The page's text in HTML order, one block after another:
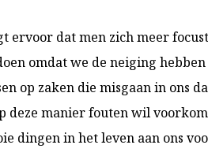
ervoor dat men zich meer
omdat we de neiging
op zaken die misgaan in ons
deze manier fouten wil
dingen in het leven aan ons